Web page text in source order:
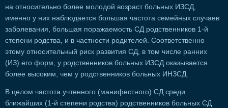
на относительно более молодой возраст больных ИЗСД,
именно у них наблюдается большая частота семейных случаев
заболевания, большая поражаемость СД родственников 1-й
степени родства, и в частности родителей. Соответственно
этому относительный риск развития СД, в том числе ранних
(ИЗ) его форм, у родственников больных ИЗСД оказывается
более высоким, чем у родственников больных ИНЗСД.
В целом частота учтенного (манифестного) СД среди
ближайших (1-й степени родства) родственников больных СД